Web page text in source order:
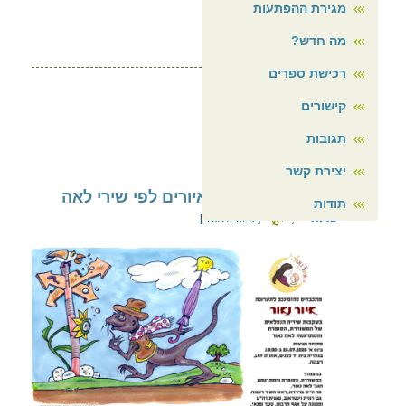
איור נאור תערוכת איורים לפי שירי לאה
נאור;
[ 10/7/2026 ]
מגירת ההפתעות
מה חדש?
רכישת ספרים
קישורים
תגובות
יצירת קשר
תודות